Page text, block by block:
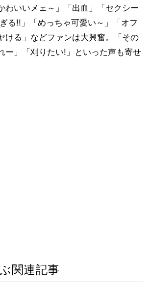
わいいメェ～」「出血」「セクシー
る!!」「めっちゃ可愛い～」「オフ
ける」などファンは大興奮。「その
ー」「刈りたい!」といった声も寄せ
関連記事